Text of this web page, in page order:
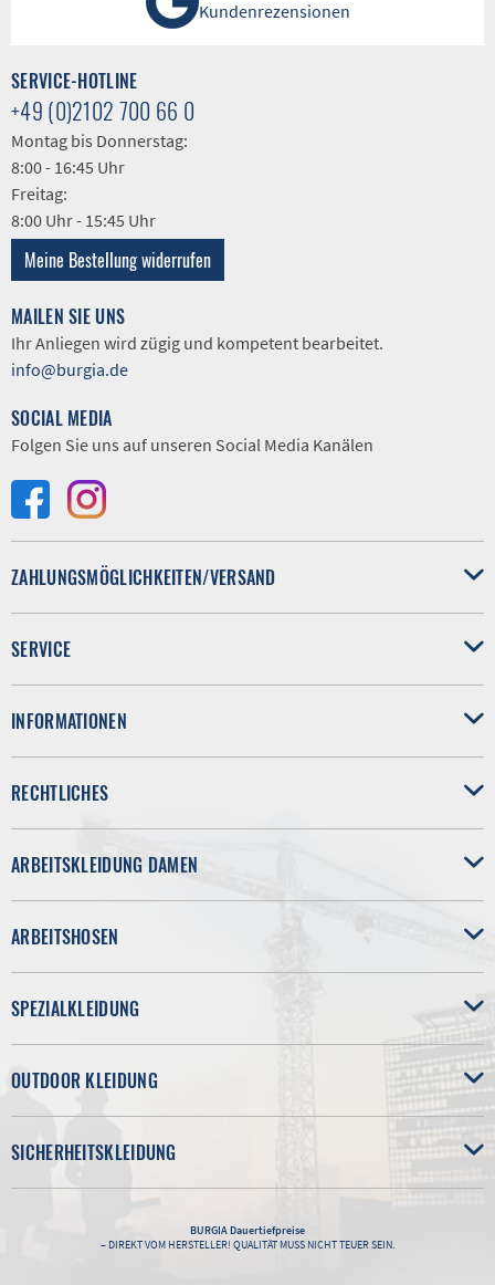
Kundenrezensionen
SERVICE-HOTLINE
+49 (0)2102 700 66 0
Montag bis Donnerstag:
8:00 - 16:45 Uhr
Freitag:
8:00 Uhr - 15:45 Uhr
Meine Bestellung widerrufen
MAILEN SIE UNS
Ihr Anliegen wird zügig und kompetent bearbeitet.
info@burgia.de
SOCIAL MEDIA
Folgen Sie uns auf unseren Social Media Kanälen
ZAHLUNGSMÖGLICHKEITEN/VERSAND
SERVICE
INFORMATIONEN
RECHTLICHES
ARBEITSKLEIDUNG DAMEN
ARBEITSHOSEN
SPEZIALKLEIDUNG
OUTDOOR KLEIDUNG
SICHERHEITSKLEIDUNG
BURGIADauertiefpreise
– DIREKT VOM HERSTELLER! QUALITÄT MUSS NICHT TEUER SEIN.